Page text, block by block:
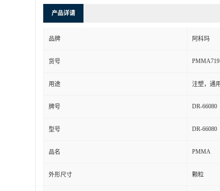
产品详请
品牌 阿科玛
货号 PMMA719
用途 注塑，通
牌号 DR-66080
型号 DR-66080
品名 PMMA
外形尺寸 颗粒